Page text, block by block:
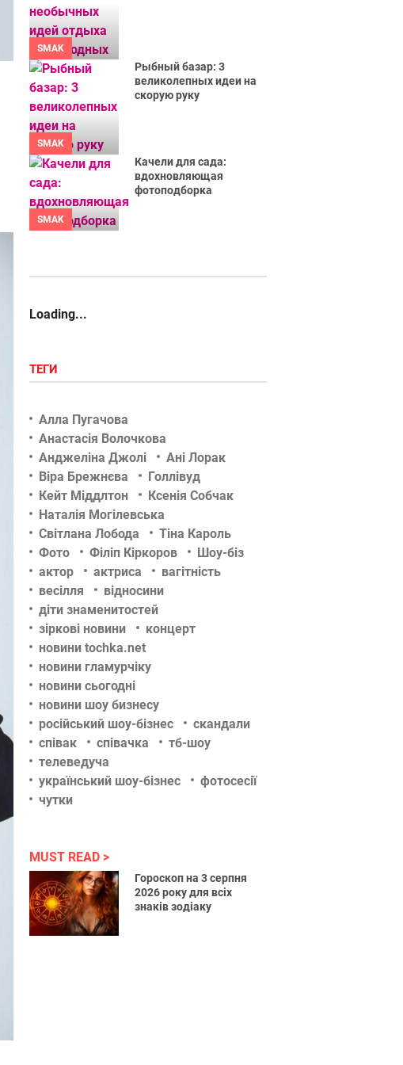
SMAK
SMAK
Рыбный базар: 3
великолепных идеи на
скорую руку
SMAK
Качели для сада:
вдохновляющая
фотоподборка
Loading...
ТЕГИ
Алла Пугачова
Анастасія Волочкова
Анджеліна Джолі
Ані Лорак
Віра Брежнєва
Голлівуд
Кейт Міддлтон
Ксенія Собчак
Наталія Могілевська
Світлана Лобода
Тіна Кароль
Фото
Філіп Кіркоров
Шоу-біз
актор
актриса
вагітність
весілля
відносини
діти знаменитостей
зіркові новини
концерт
новини tochka.net
новини гламурчіку
новини сьогодні
новини шоу бизнесу
російський шоу-бізнес
скандали
співак
співачка
тб-шоу
телеведуча
український шоу-бізнес
фотосесії
чутки
MUST READ
Гороскоп на 3 серпня
2026 року для всіх
знаків зодіаку